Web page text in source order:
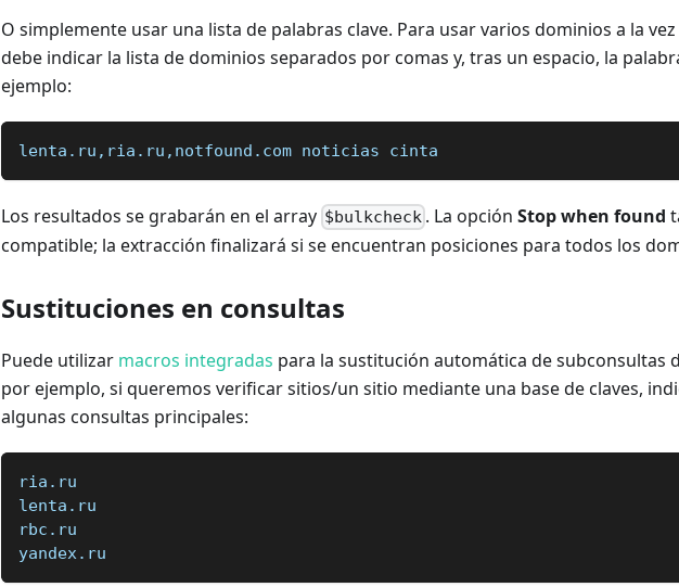
O simplemente usar una lista de palabras clave. Para usar varios dominios a la
debe indicar la lista de dominios separados por comas y, tras un espacio, la
ejemplo:
lenta.ru,ria.ru,notfound.com noticias cinta
Los resultados se grabarán en el array $bulkcheck . La opciónStop when found
compatible; la extracción finalizará si se encuentran posiciones para todos los
Sustituciones en consultas
Puede utilizar macros integradas para la sustitución automática de subconsultas
por ejemplo, si queremos verificar sitios/un sitio mediante una base de claves,
algunas consultas principales:
ria.ru
lenta.ru
rbc.ru
yandex.ru